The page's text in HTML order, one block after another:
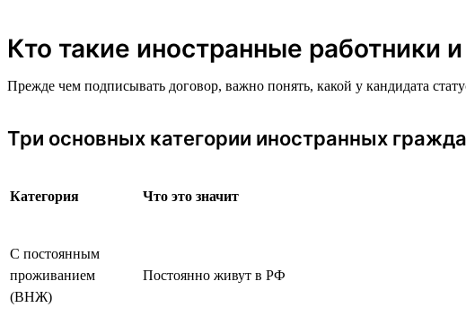
Кто такие иностранные работники
Прежде чем подписывать договор, важно понять, какой у кандидата
Три основных категории иностранных
Категория Что это значит
С постоянным
проживанием
(ВНЖ)
Постоянно живут в РФ